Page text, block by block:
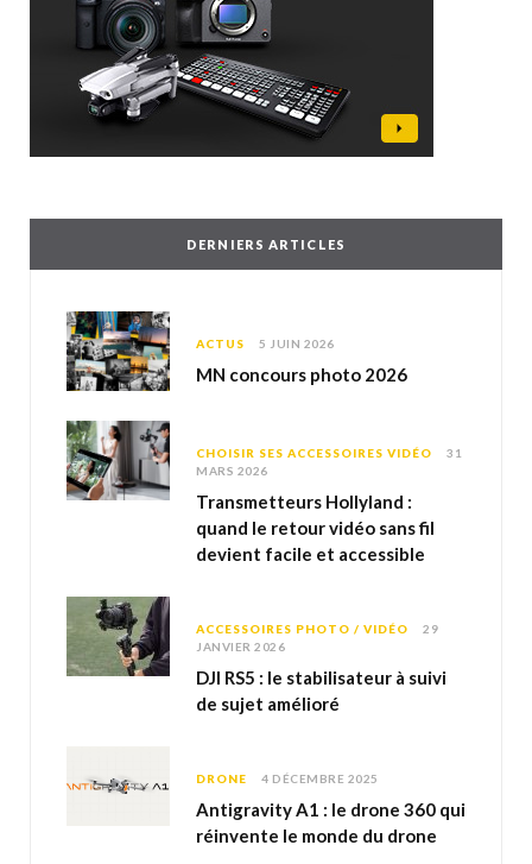
DERNIERS ARTICLES
ACTUS 5 JUIN 2026
MN concours photo 2026
CHOISIR SES ACCESSOIRES VIDÉO
31
MARS 2026
Transmetteurs Hollyland :
quand le retour vidéo sans fil
devient facile et accessible
ACCESSOIRES PHOTO / VIDÉO
29
JANVIER 2026
DJI RS5 : le stabilisateur à suivi
de sujet amélioré
DRONE 4 DÉCEMBRE 2025
Antigravity A1 : le drone 360 qui
réinvente le monde du drone